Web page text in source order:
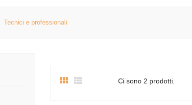
Tecnici e professionali
  Ci sono 2 prodotti.